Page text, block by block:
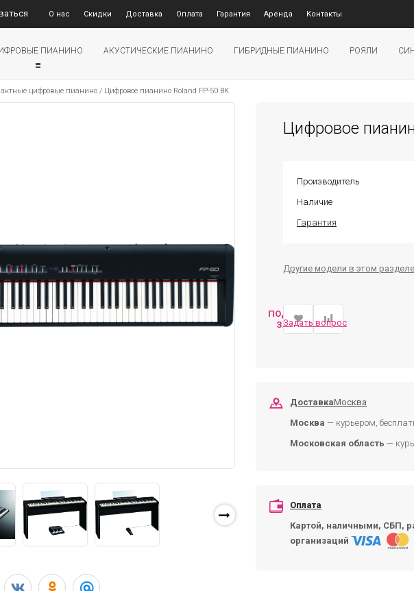
О нас Скидки Доставка Оплата Гарантия Аренда Контакты
ПИАНИНО АКУСТИЧЕСКИЕ ПИАНИНО ГИБРИДНЫЕ ПИАНИНО РОЯЛИ
цифровые пианино / Цифровое пианино Roland FP-50 BK
Цифровое
Производитель
Наличие
Гарантия
Другие модели в этом разделе
ПОДОБРАТЬ
ЗАМЕНУ
Задать вопрос
ДоставкаМосква
Москва — курьером,
Московская область —
Оплата
Картой, наличными, СБП,
организаций